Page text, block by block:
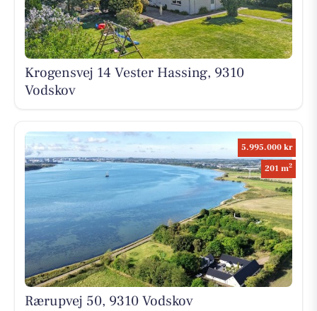
Krogensvej 14 Vester Hassing, 9310
Vodskov
5.995.000 kr
201 m2
Rærupvej 50, 9310 Vodskov